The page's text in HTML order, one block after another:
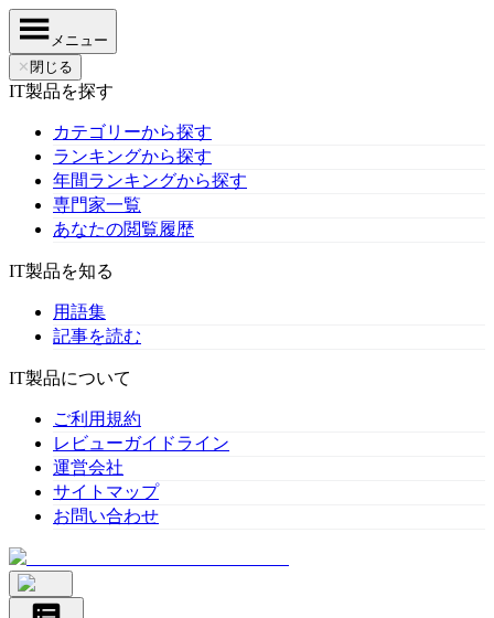
メニュー
✕ 閉じる
IT製品を探す
カテゴリーから探す
ランキングから探す
年間ランキングから探す
専門家一覧
あなたの閲覧履歴
IT製品を知る
用語集
記事を読む
IT製品について
ご利用規約
レビューガイドライン
運営会社
サイトマップ
お問い合わせ